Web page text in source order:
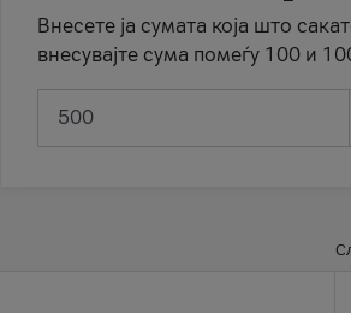
Внесете ја сумата која што
внесувајте сума помеѓу 100 и